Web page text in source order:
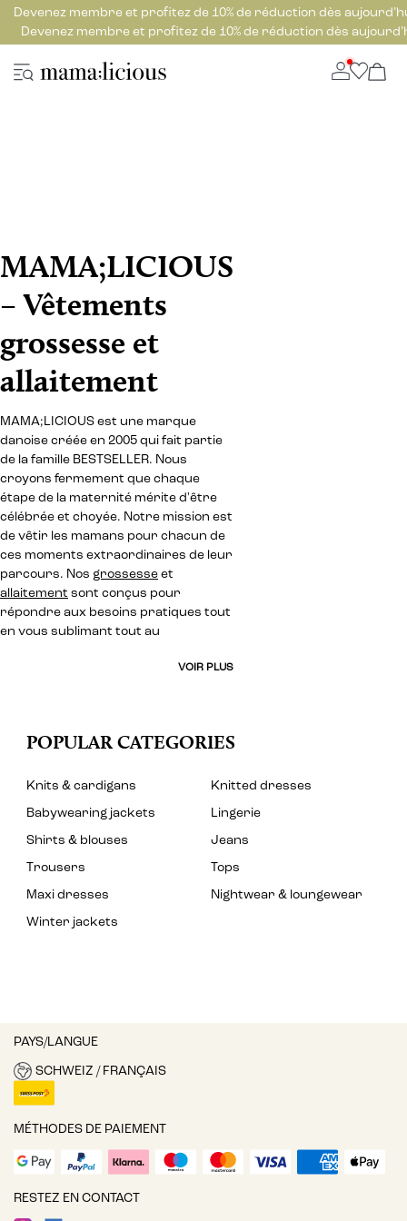
Devenez membre et profitez de 10% de réduction dès
Devenez membre et profitez de 10% de réduction dès
MAMA;LICIOUS
– Vêtements
grossesse et
allaitement
MAMA;LICIOUS est une marque
danoise créée en 2005 qui fait partie
de la famille BESTSELLER. Nous
croyons fermement que chaque
étape de la maternité mérite d'être
célébrée et choyée. Notre mission est
de vêtir les mamans pour chacun de
ces moments extraordinaires de leur
parcours. Nos grossesse et
allaitement sont conçus pour
répondre aux besoins pratiques tout
en vous sublimant tout au
VOIR PLUS
POPULAR CATEGORIES
Knits & cardigans
Knitted dresses
Babywearing jackets
Lingerie
Shirts & blouses
Jeans
Trousers
Tops
Maxi dresses
Nightwear & loungewear
Winter jackets
PAYS/LANGUE
SCHWEIZ / FRANÇAIS
MÉTHODES DE PAIEMENT
RESTEZ EN CONTACT